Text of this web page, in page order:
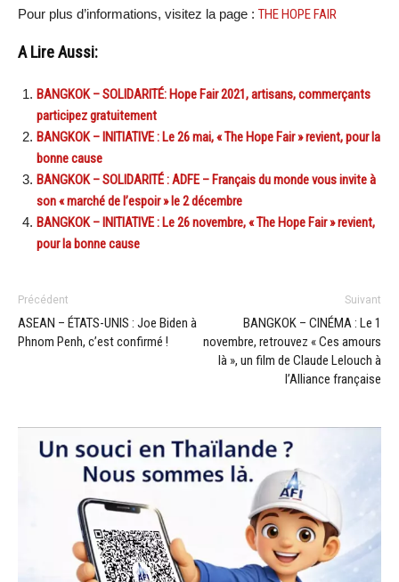
Pour plus d’informations, visitez la page : THE HOPE FAIR
A Lire Aussi:
BANGKOK – SOLIDARITÉ: Hope Fair 2021, artisans, commerçants
participez gratuitement
BANGKOK – INITIATIVE : Le 26 mai, « The Hope Fair » revient, pour la
bonne cause
BANGKOK – SOLIDARITÉ : ADFE – Français du monde vous invite à
son « marché de l’espoir » le 2 décembre
BANGKOK – INITIATIVE : Le 26 novembre, « The Hope Fair » revient,
pour la bonne cause
Précédent
ASEAN – ÉTATS-UNIS : Joe Biden à
Phnom Penh, c’est confirmé !
Suivant
BANGKOK – CINÉMA : Le 1
novembre, retrouvez « Ces amours
là », un film de Claude Lelouch à
l’Alliance française